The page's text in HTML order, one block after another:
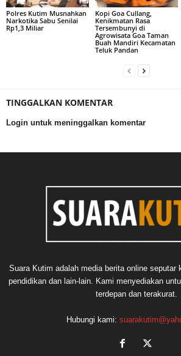
Polres Kutim Musnahkan
Narkotika Sabu Senilai
Rp1,3 Miliar
Kopi Goa Cullang,
Kenikmatan Rasa
Tersembunyi di
Agrowisata Goa Taman
Buah Mandiri Kecamatan
Teluk Pandan
TINGGALKAN KOMENTAR
Login untuk meninggalkan komentar
Suara Kutim adalah media berita online seputar
pendidikan dan lain-lain. Kami menyediakan
terdepan dan terakurat.
Hubungi kami: